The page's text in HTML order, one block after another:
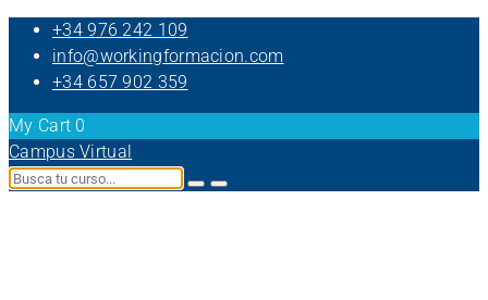
+34 976 242 109
info@workingformacion.com
+34 657 902 359
My Cart 0
Campus Virtual